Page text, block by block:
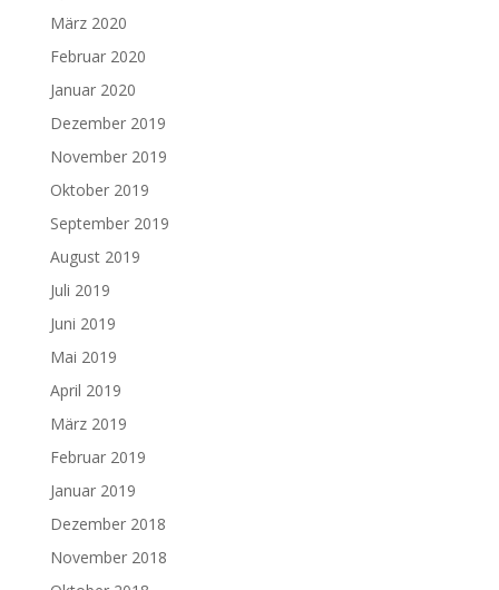
März 2020
Februar 2020
Januar 2020
Dezember 2019
November 2019
Oktober 2019
September 2019
August 2019
Juli 2019
Juni 2019
Mai 2019
April 2019
März 2019
Februar 2019
Januar 2019
Dezember 2018
November 2018